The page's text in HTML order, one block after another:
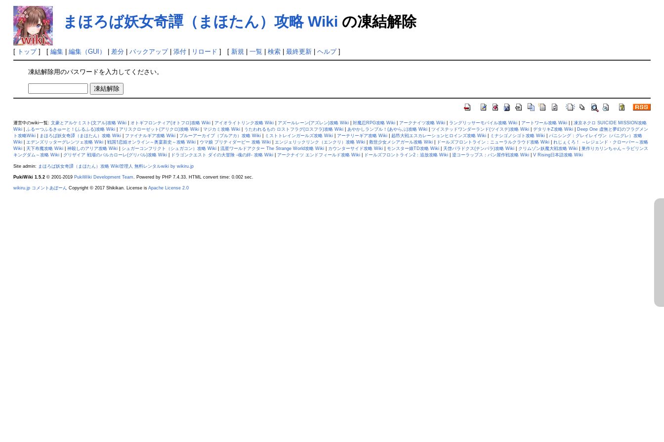
まほろば妖女奇譚（まほたん）攻略 Wiki の凍結解除
[ トップ] [ 編集| 編集（GUI） 差分| バックアップ| 添付| リロード ] [ 新規| 一覧 検索| 最終更新| ヘルプ]
凍結解除用のパスワードを入力してください。
運営中のwiki一覧: 文豪とアルケミスト(文アル)攻略 Wiki| オトギフロンティア(オトフロ)攻略 Wiki| アイオライトリンク攻略 Wiki| アズールレーン(アズレン)攻略 Wiki| 対魔忍RPG攻略 Wiki| アークナイツ攻略 Wiki| ラングリッサーモバイル攻略 Wiki| アートワール攻略 Wiki| | 凍京ネクロ SUICIDE MISSION攻略
Wiki| ふるーつふるきゅーと！(ふるふる)攻略 Wiki| アリスクローゼット(アリクロ)攻略 Wiki| マジカミ攻略 Wiki| うたわれるもの ロストフラグ(ロスフラ)攻略 Wiki| あやかしランブル！(あやらぶ)攻略 Wiki| ツイステッドワンダーランド(ツイステ)攻略 Wiki| デタリキZ攻略 Wiki|
Deep One 虚無と夢幻のフラグメン
ト攻略Wiki| まほろば妖女奇譚（まほたん）攻略 Wiki| ファイナルギア攻略 Wiki| ブルーアーカイブ（ブルアカ）攻略 Wiki| ミストトレインガールズ攻略 Wiki| アーテリーギア攻略 Wiki| 超昂大戦エスカレーションヒロインズ攻略 Wiki| ミナシゴノシゴト攻略 Wiki|
パニシング：グレイレイヴン（パニグレ）攻略
Wiki| エデンズリッターグレンツェ攻略 Wiki| 戦国†恋姫オンライン～奥宴新史～攻略 Wiki| ウマ娘 プリティダービー 攻略 Wiki| エンジェリックリンク（エンクリ）攻略 Wiki| 救世少女メシアガール攻略 Wiki| ドールズフロントライン：ニューラルクラウド攻略 Wiki| れじぇくろ！ ～レジェンド・クローバー～攻略
Wiki| 天下布魔攻略 Wiki| 神殺しのアリア攻略 Wiki| シュガーコンフリクト（シュガコン）攻略 Wiki| 流星ワールドアクター The Strange World攻略 Wiki| カウンターサイド攻略 Wiki| モンスター娘TD攻略 Wiki| 天啓パラドクス(テンパラ)攻略 Wiki| クリムゾン妖魔大戦攻略 Wiki| 巣作りカリンちゃん～ラビリンス
キングダム～攻略 Wiki| グリザイア 戦場のバルカローレ(グリバル)攻略 Wiki| ドラゴンクエスト ダイの大冒険 -魂の絆- 攻略 Wiki| アークナイツ エンドフィールド攻略 Wiki| ドールズフロントライン2：追放攻略 Wiki| 逆コーラップス：パン屋作戦攻略 Wiki| V Rising日本語攻略 Wiki
Site admin: まほろば妖女奇譚（まほたん）攻略 Wiki管理人 無料レンタルwiki by wikiru.jp
PukiWiki 1.5.2© 2001-2019 PukiWiki Development Team . Powered by PHP 7.4.33. HTML convert time: 0.002 sec.
wikiru.jp コメントあぼーん Copyright © 2017 Shikikan. License is Apache License 2.0